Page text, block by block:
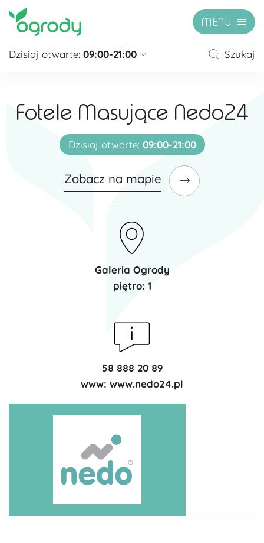
MENU
Dzisiaj otwarte: 09:00-21:00
Niedziela
zamknięte
Niedziela handlowa
10:00 - 20:00
zobacz więcej »
Szukaj
Fotele Masujące Nedo24
Dzisiaj otwarte: 09:00-21:00
Zobacz na mapie
Galeria Ogrody
piętro: 1
58 888 20 89
www: www.nedo24.pl